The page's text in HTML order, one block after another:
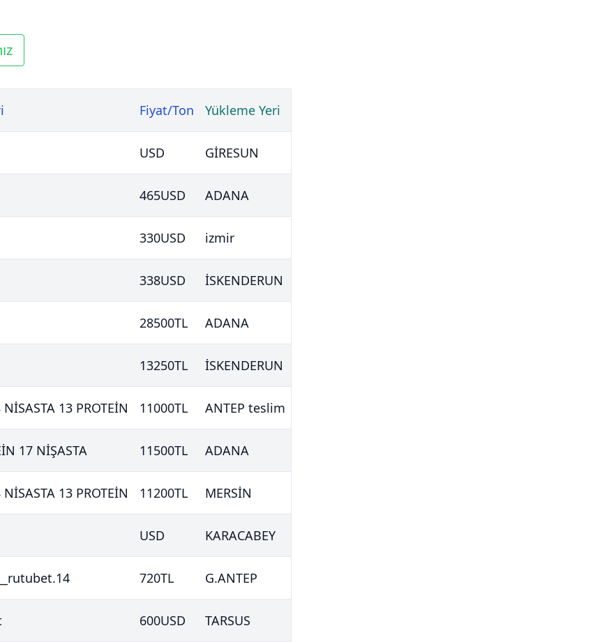
Fiyat/Ton Yükleme Yeri
USD GİRESUN
465USD ADANA
330USD izmir
338USD İSKENDERUN
28500TL ADANA
13250TL İSKENDERUN
13 PROTEİN 11000TL ANTEP teslim
17 NİŞASTA 11500TL ADANA
13 PROTEİN 11200TL MERSİN
USD KARACABEY
720TL G.ANTEP
600USD TARSUS